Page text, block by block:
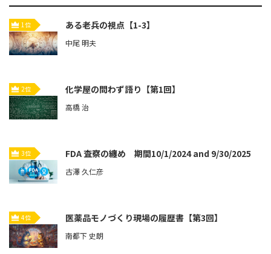
1位 ある老兵の視点【1-3】
中尾 明夫
2位 化学屋の問わず語り【第1回】
高橋 治
3位 FDA 査察の纏め 期間10/1/2024 and 9/30/2025
古澤 久仁彦
4位 医薬品モノづくり現場の履歴書【第3回】
南都下 史朗